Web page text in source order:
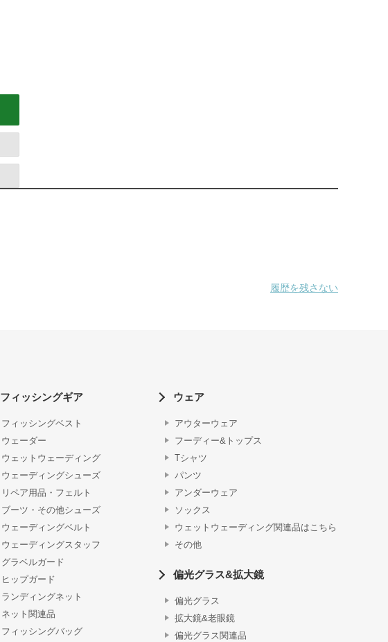
履歴を残さない
フィッシングギア
フィッシングベスト
ウェーダー
ウェットウェーディング
ウェーディングシューズ
リペア用品・フェルト
ブーツ・その他シューズ
ウェーディングベルト
ウェーディングスタッフ
グラベルガード
ヒップガード
ランディングネット
ネット関連品
フィッシングバッグ
ウェア
アウターウェア
フーディー&トップス
Tシャツ
パンツ
アンダーウェア
ソックス
ウェットウェーディング関連品はこちら
その他
偏光グラス&拡大鏡
偏光グラス
拡大鏡&老眼鏡
偏光グラス関連品